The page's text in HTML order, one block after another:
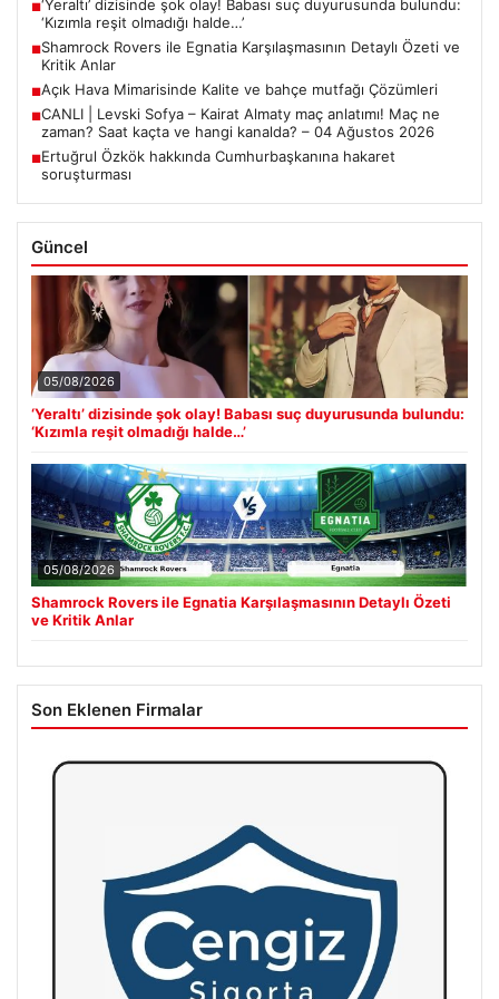
■‘Yeraltı’ dizisinde şok olay! Babası suç duyurusunda bulundu:
‘Kızımla reşit olmadığı halde…’
■Shamrock Rovers ile Egnatia Karşılaşmasının Detaylı Özeti ve
Kritik Anlar
■Açık Hava Mimarisinde Kalite ve bahçe mutfağı Çözümleri
■CANLI | Levski Sofya – Kairat Almaty maç anlatımı! Maç ne
zaman? Saat kaçta ve hangi kanalda? – 04 Ağustos 2026
■Ertuğrul Özkök hakkında Cumhurbaşkanına hakaret
soruşturması
Güncel
05/08/2026
‘Yeraltı’ dizisinde şok olay! Babası suç duyurusunda bulundu:
‘Kızımla reşit olmadığı halde…’
05/08/2026
Shamrock Rovers ile Egnatia Karşılaşmasının Detaylı Özeti
ve Kritik Anlar
Son Eklenen Firmalar